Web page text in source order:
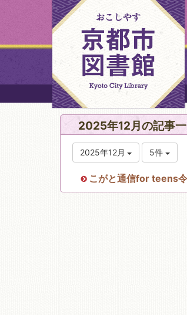
2025年12月の記事
2025年12月 5件
こがと通信for teens令